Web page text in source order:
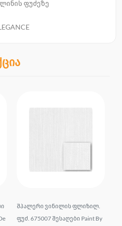
ფუძეზე
შპალერი ვინილის ფლიზილ.
ფუძ. 675007 შესაღები Paint By